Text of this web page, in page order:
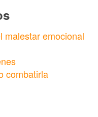
malestar emocional
combatirla